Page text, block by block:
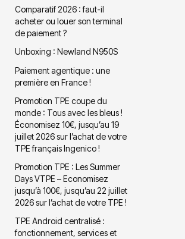
Comparatif 2026 : faut-il
acheter ou louer son terminal
de paiement ?
Unboxing : Newland N950S
Paiement agentique : une
première en France !
Promotion TPE coupe du
monde : Tous avec les bleus !
Économisez 10€, jusqu’au 19
juillet 2026 sur l’achat de votre
TPE français Ingenico !
Promotion TPE : Les Summer
Days VTPE – Economisez
jusqu’à 100€, jusqu’au 22 juillet
2026 sur l’achat de votre TPE !
TPE Android centralisé :
fonctionnement, services et